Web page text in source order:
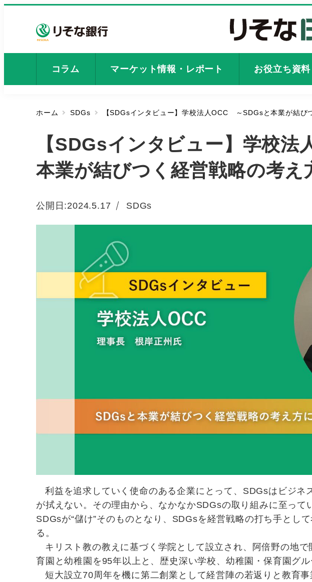
コ
コラム マーケット情報・レポート お役立ち資料
ホーム SDGs 【SDGsインタビュー】学校法人OCC ～SDGsと本業が結び
【SDGsインタビュー】学校
本業が結びつく経営戦略の考え
公開日:
投稿日
2024.5.17 カテゴリー
SDGs
利益を追求していく使命のある企業にとって、SDGsはビジネ
が拭えない。その理由から、なかなかSDGsの取り組みに至って
SDGsが“儲け”そのものとなり、SDGsを経営戦略の打ち手とし
る。
キリスト教の教えに基づく学院として設立され、阿倍野の地
育園と幼稚園を95年以上と、歴史深い学校、幼稚園・保育園グル
短大設立70周年を機に第二創業として経営陣の若返りと教育